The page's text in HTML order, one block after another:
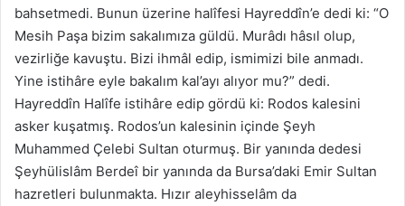
bahsetmedi. Bunun üzerine halîfesi Hayreddîn’e dedi ki: “O
Mesih Paşa bizim sakalımıza güldü. Murâdı hâsıl olup,
vezirliğe kavuştu. Bizi ihmâl edip, ismimizi bile anmadı.
Yine istihâre eyle bakalım kal’ayı alıyor mu?” dedi.
Hayreddîn Halîfe istihâre edip gördü ki: Rodos kalesini
asker kuşatmış. Rodos’un kalesinin içinde Şeyh
Muhammed Çelebi Sultan oturmuş. Bir yanında dedesi
Şeyhülislâm Berdeî bir yanında da Bursa’daki Emir Sultan
hazretleri bulunmakta. Hızır aleyhisselâm da